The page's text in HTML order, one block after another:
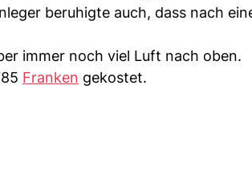
beruhigte auch, dass nach
immer noch viel Luft nach oben.
Franken gekostet.